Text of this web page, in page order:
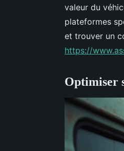
valeur du
plateformes
et trouver un
https://
Optimiser